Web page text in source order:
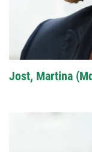
Jost, Martina